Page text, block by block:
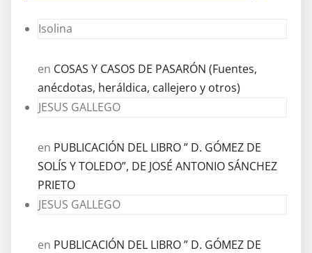
Isolina
en COSAS Y CASOS DE PASARÓN (Fuentes,
anécdotas, heráldica, callejero y otros)
JESUS GALLEGO
en PUBLICACIÓN DEL LIBRO ” D. GÓMEZ DE
SOLÍS Y TOLEDO”, DE JOSÉ ANTONIO SÁNCHEZ
PRIETO
JESUS GALLEGO
en PUBLICACIÓN DEL LIBRO ” D. GÓMEZ DE